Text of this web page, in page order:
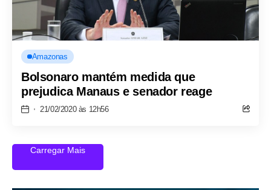
Amazonas
Bolsonaro mantém medida que
prejudica Manaus e senador reage
21/02/2020 às 12h56
Carregar Mais